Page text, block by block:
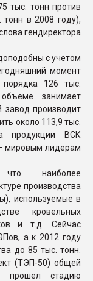
тыс. тонн против
тонн в 2008 году),
гендиректора
с учетом
момент
порядка 126 тыс.
занимает
завод производит
около 113,9 тыс.
продукции ВСК
мировым лидерам
наиболее
производства
используемые в
кровельных
и т.д. Сейчас
а к 2012 году
до 85 тыс. тонн.
(ТЭП-50) общей
прошел стадию